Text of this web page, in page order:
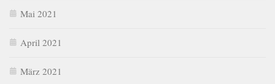
Mai 2021
April 2021
März 2021